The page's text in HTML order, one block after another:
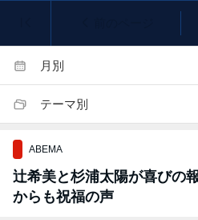
月別
テーマ別
ABEMA
辻希美と杉浦太陽が喜びの
からも祝福の声